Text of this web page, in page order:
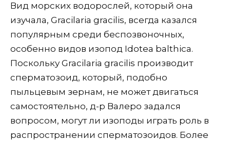
Вид морских водорослей, который она
изучала, Gracilaria gracilis, всегда казался
популярным среди беспозвоночных,
особенно видов изопод Idotea balthica.
Поскольку Gracilaria gracilis производит
сперматозоид, который, подобно
пыльцевым зернам, не может двигаться
самостоятельно, д-р Валеро задался
вопросом, могут ли изоподы играть роль в
распространении сперматозоидов. Более